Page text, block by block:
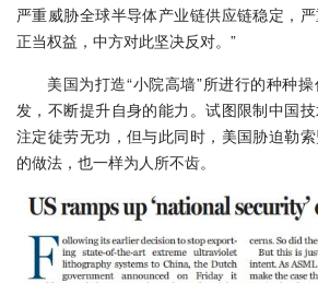
严重威胁全球半导体产业链供应链稳定，
正当权益，中方对此坚决反对。”
美国为打造“小院高墙”所进行的种种
发，不断提升自身的能力。试图限制中国
注定徒劳无功，但与此同时，美国胁迫勒
的做法，也一样为人所不齿。